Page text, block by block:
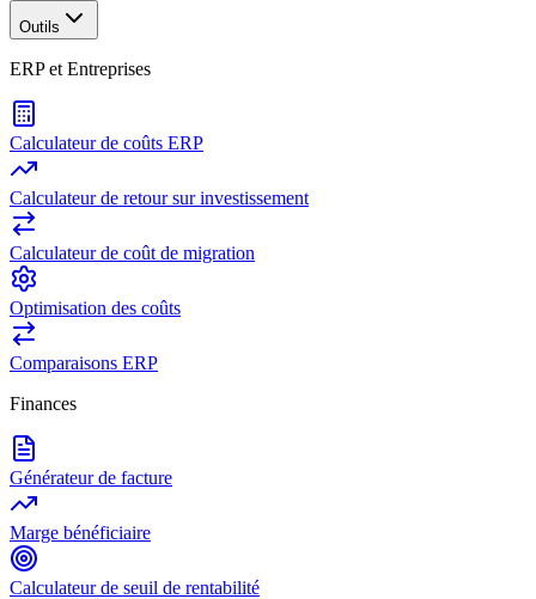
Outils
ERP et Entreprises
Calculateur de coûts ERP
Calculateur de retour sur investissement
Calculateur de coût de migration
Optimisation des coûts
Comparaisons ERP
Finances
Générateur de facture
Marge bénéficiaire
Calculateur de seuil de rentabilité